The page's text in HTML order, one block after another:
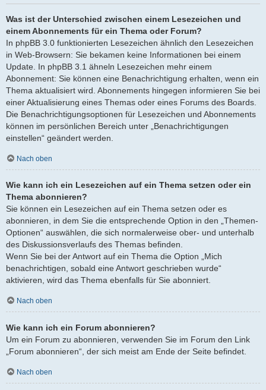
Was ist der Unterschied zwischen einem Lesezeichen und
einem Abonnements für ein Thema oder Forum?
In phpBB 3.0 funktionierten Lesezeichen ähnlich den Lesezeichen
in Web-Browsern: Sie bekamen keine Informationen bei einem
Update. In phpBB 3.1 ähneln Lesezeichen mehr einem
Abonnement: Sie können eine Benachrichtigung erhalten, wenn ein
Thema aktualisiert wird. Abonnements hingegen informieren Sie bei
einer Aktualisierung eines Themas oder eines Forums des Boards.
Die Benachrichtigungsoptionen für Lesezeichen und Abonnements
können im persönlichen Bereich unter „Benachrichtigungen
einstellen“ geändert werden.
Nach oben
Wie kann ich ein Lesezeichen auf ein Thema setzen oder ein
Thema abonnieren?
Sie können ein Lesezeichen auf ein Thema setzen oder es
abonnieren, in dem Sie die entsprechende Option in den „Themen-
Optionen“ auswählen, die sich normalerweise ober- und unterhalb
des Diskussionsverlaufs des Themas befinden.
Wenn Sie bei der Antwort auf ein Thema die Option „Mich
benachrichtigen, sobald eine Antwort geschrieben wurde“
aktivieren, wird das Thema ebenfalls für Sie abonniert.
Nach oben
Wie kann ich ein Forum abonnieren?
Um ein Forum zu abonnieren, verwenden Sie im Forum den Link
„Forum abonnieren“, der sich meist am Ende der Seite befindet.
Nach oben